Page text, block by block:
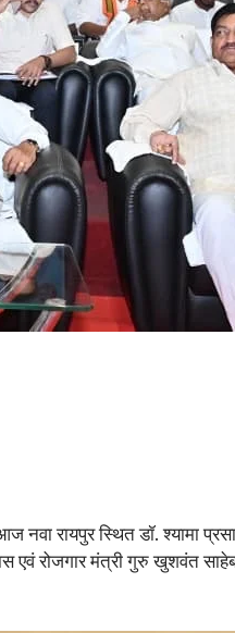
नवा रायपुर स्थित डॉ. श्यामा
एवं रोजगार मंत्री गुरु खुशवंत